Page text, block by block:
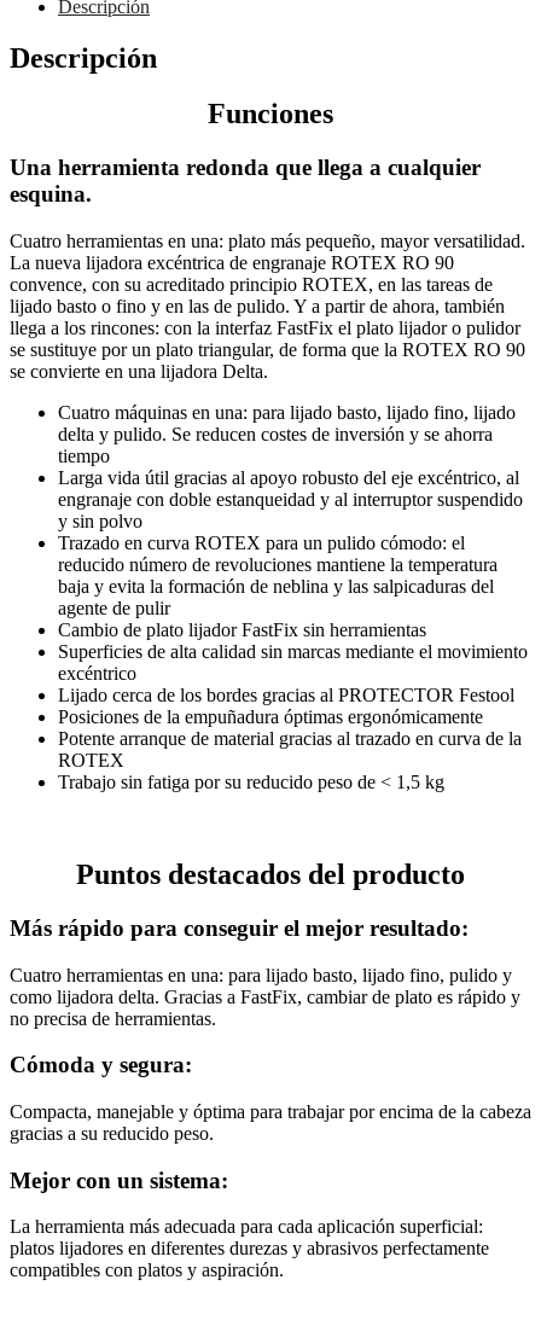
Descripción
Descripción
Funciones
Una herramienta redonda que llega a cualquier
esquina.
Cuatro herramientas en una: plato más pequeño, mayor versatilidad.
La nueva lijadora excéntrica de engranaje ROTEX RO 90
convence, con su acreditado principio ROTEX, en las tareas de
lijado basto o fino y en las de pulido. Y a partir de ahora, también
llega a los rincones: con la interfaz FastFix el plato lijador o pulidor
se sustituye por un plato triangular, de forma que la ROTEX RO 90
se convierte en una lijadora Delta.
Cuatro máquinas en una: para lijado basto, lijado fino, lijado
delta y pulido. Se reducen costes de inversión y se ahorra
tiempo
Larga vida útil gracias al apoyo robusto del eje excéntrico, al
engranaje con doble estanqueidad y al interruptor suspendido
y sin polvo
Trazado en curva ROTEX para un pulido cómodo: el
reducido número de revoluciones mantiene la temperatura
baja y evita la formación de neblina y las salpicaduras del
agente de pulir
Cambio de plato lijador FastFix sin herramientas
Superficies de alta calidad sin marcas mediante el movimiento
excéntrico
Lijado cerca de los bordes gracias al PROTECTOR Festool
Posiciones de la empuñadura óptimas ergonómicamente
Potente arranque de material gracias al trazado en curva de la
ROTEX
Trabajo sin fatiga por su reducido peso de < 1,5 kg
Puntos destacados del producto
Más rápido para conseguir el mejor resultado:
Cuatro herramientas en una: para lijado basto, lijado fino, pulido y
como lijadora delta. Gracias a FastFix, cambiar de plato es rápido y
no precisa de herramientas.
Cómoda y segura:
Compacta, manejable y óptima para trabajar por encima de la cabeza
gracias a su reducido peso.
Mejor con un sistema:
La herramienta más adecuada para cada aplicación superficial:
platos lijadores en diferentes durezas y abrasivos perfectamente
compatibles con platos y aspiración.